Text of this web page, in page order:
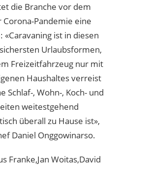
die Branche vor dem
Pandemie eine
«Caravaning ist in diesen
Urlaubsformen,
Freizeitfahrzeug nur mit
Haushaltes verreist
Schlaf-, Wohn-, Koch- und
weitestgehend
überall zu Hause ist»,
Daniel Onggowinarso.
Franke,Jan Woitas,David